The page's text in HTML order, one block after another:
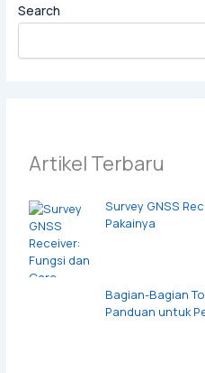
Search
Artikel Terbaru
Survey GNSS
Pakainya
Bagian-Bagian
Panduan untuk